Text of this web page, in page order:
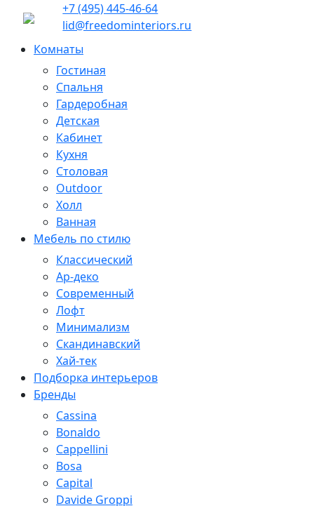
+7 (495) 445-46-64
lid@freedominteriors.ru
Комнаты
Гостиная
Спальня
Гардеробная
Детская
Кабинет
Кухня
Столовая
Outdoor
Холл
Ванная
Мебель по стилю
Классический
Ар-деко
Современный
Лофт
Минимализм
Скандинавский
Хай-тек
Подборка интерьеров
Бренды
Cassina
Bonaldo
Cappellini
Bosa
Capital
Davide Groppi